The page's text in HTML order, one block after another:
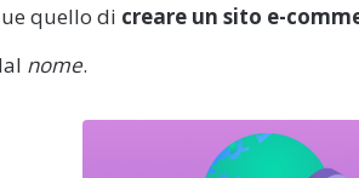
quello di creare un sito e-
nome.